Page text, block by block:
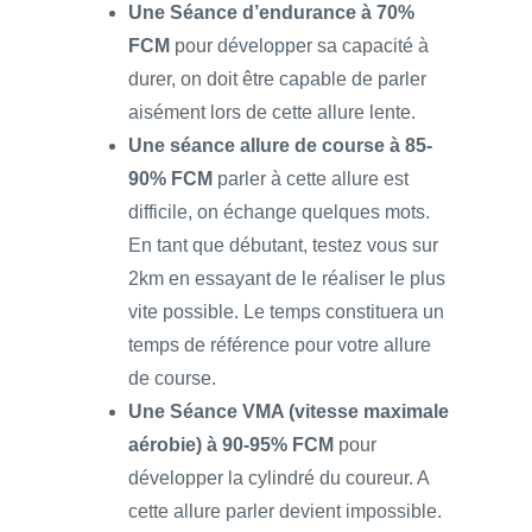
Une Séance d’endurance à 70%
FCM pour développer sa capacité à
durer, on doit être capable de parler
aisément lors de cette allure lente.
Une séance allure de course à 85-
90% FCM parler à cette allure est
difficile, on échange quelques mots.
En tant que débutant, testez vous sur
2km en essayant de le réaliser le plus
vite possible. Le temps constituera un
temps de référence pour votre allure
de course.
Une Séance VMA (vitesse maximale
aérobie) à 90-95% FCM pour
développer la cylindré du coureur. A
cette allure parler devient impossible.